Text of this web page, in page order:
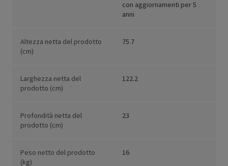
con aggiornamenti per 5
anni
Altezza netta del prodotto
(cm)
75.7
Larghezza netta del
prodotto (cm)
122.2
Profondità netta del
prodotto (cm)
23
Peso netto del prodotto
(kg)
16